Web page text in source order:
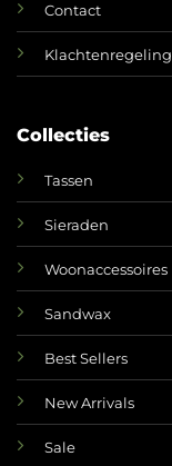
Contact
Klachtenregeling
Collecties
Tassen
Sieraden
Woonaccessoires
Sandwax
Best Sellers
New Arrivals
Sale